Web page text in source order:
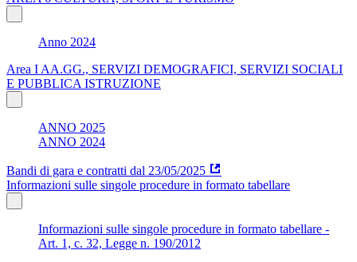
Anno 2024
Area I AA.GG., SERVIZI DEMOGRAFICI, SERVIZI SOCIALI
E PUBBLICA ISTRUZIONE
ANNO 2025
ANNO 2024
Bandi di gara e contratti dal 23/05/2025
Informazioni sulle singole procedure in formato tabellare
Informazioni sulle singole procedure in formato tabellare -
Art. 1, c. 32, Legge n. 190/2012